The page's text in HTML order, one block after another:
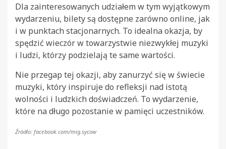
Dla zainteresowanych udziałem w tym wyjątkowym
wydarzeniu, bilety są dostępne zarówno online, jak
i w punktach stacjonarnych. To idealna okazja, by
spędzić wieczór w towarzystwie niezwykłej muzyki
i ludzi, którzy podzielają te same wartości.
Nie przegap tej okazji, aby zanurzyć się w świecie
muzyki, który inspiruje do refleksji nad istotą
wolności i ludzkich doświadczeń. To wydarzenie,
które na długo pozostanie w pamięci uczestników.
Źródło: facebook.com/mig.sycow